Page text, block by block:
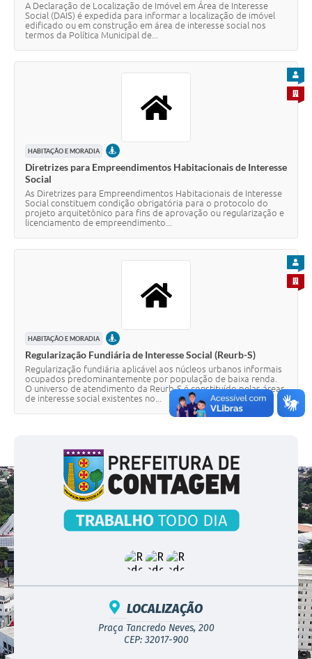
A Declaração de Localização de Imóvel em Área de Interesse
Social (DAIS) é expedida para informar a localização de imóvel
edificado ou em construção em área de interesse social nos
termos da Política Municipal de...
HABITAÇÃO E MORADIA PRESENCIAL
Diretrizes para Empreendimentos Habitacionais de Interesse
Social
As Diretrizes para Empreendimentos Habitacionais de Interesse
Social constituem condição obrigatória para o protocolo do
projeto arquitetônico para fins de aprovação ou regularização e
licenciamento de empreendimento...
PARA
HABITAÇÃO E MORADIA PRESENCIAL
Regularização Fundiária de Interesse Social (Reurb-S)
Regularização fundiária aplicável aos núcleos urbanos informais
ocupados predominantemente por população de baixa renda.
O universo de atendimento da Reurb-S é constituído pelas áreas
de interesse social existentes no...
PARA
LOCALIZAÇÃO
Praça Tancredo Neves, 200
CEP: 32017-900